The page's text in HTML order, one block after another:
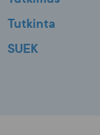
Tutkinta
SUEK